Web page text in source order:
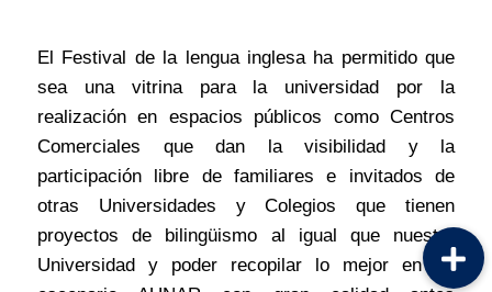
El Festival de la lengua inglesa ha permitido que
sea una vitrina para la universidad por la
realización en espacios públicos como Centros
Comerciales que dan la visibilidad y la
participación libre de familiares e invitados de
otras Universidades y Colegios que tienen
proyectos de bilingüismo al igual que nuestra
Universidad y poder recopilar lo mejor en un